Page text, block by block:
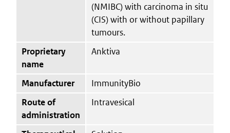
(NMIBC) with carcinoma in situ
(CIS) with or without papillary
tumours.
Proprietary
name
Anktiva
Manufacturer
ImmunityBio
Route of
administration
Intravesical